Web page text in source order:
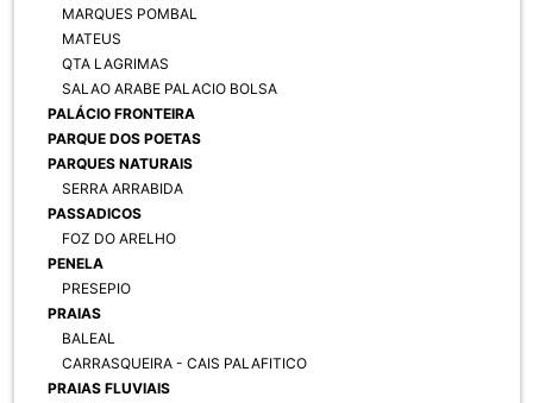
MARQUES POMBAL
MATEUS
QTA LAGRIMAS
SALAO ARABE PALACIO BOLSA
PALÁCIO FRONTEIRA
PARQUE DOS POETAS
PARQUES NATURAIS
SERRA ARRABIDA
PASSADICOS
FOZ DO ARELHO
PENELA
PRESEPIO
PRAIAS
BALEAL
CARRASQUEIRA - CAIS PALAFITICO
PRAIAS FLUVIAIS